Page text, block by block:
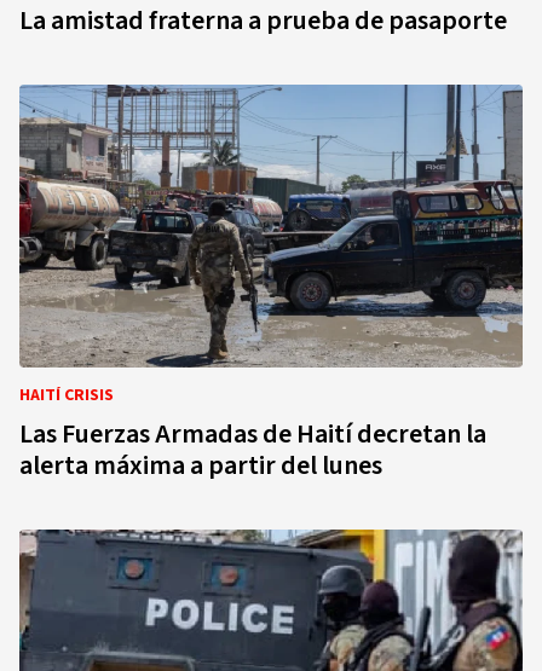
La amistad fraterna a prueba de pasaporte
HAITÍ CRISIS
Las Fuerzas Armadas de Haití decretan la
alerta máxima a partir del lunes